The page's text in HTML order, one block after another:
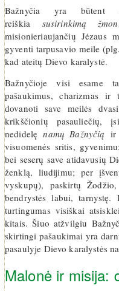
Bažnyčia yra
reiškia susirinkimą
misionieriaujančių Jėzaus
gyventi tarpusavio meile
kad ateitų Dievo karalystė.
Bažnyčioje visi esame
pašaukimus, charizmas ir
dovanoti save meilės
krikščionių pasauliečių,
nedidelęnamų Bažnyčią ir
visuomenės sritis,
bei seserų save atidavusių
ženklą, liudijimu; per
vyskupų), paskirtų
bendrystės labui,
turtingumas visiškai
kitais. Šiuo atžvilgiu
skirtingi pašaukimai yra
pasaulyje Dievo karalystės
Malonė ir misija: